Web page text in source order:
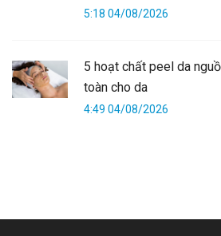
5:18 04/08/2026
5 hoạt chất peel da
toàn cho da
4:49 04/08/2026